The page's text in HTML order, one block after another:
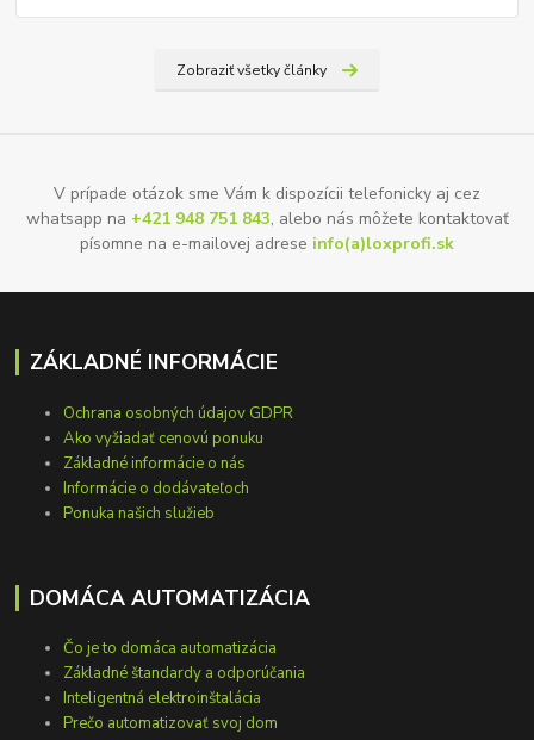
Zobraziť všetky články
V prípade otázok sme Vám k dispozícii telefonicky aj cez
whatsapp na +421 948 751 843, alebo nás môžete kontaktovať
písomne na e-mailovej adrese info(a)loxprofi.sk
ZÁKLADNÉ INFORMÁCIE
Ochrana osobných údajov GDPR
Ako vyžiadať cenovú ponuku
Základné informácie o nás
Informácie o dodávateľoch
Ponuka našich služieb
DOMÁCA AUTOMATIZÁCIA
Čo je to domáca automatizácia
Základné štandardy a odporúčania
Inteligentná elektroinštalácia
Prečo automatizovať svoj dom